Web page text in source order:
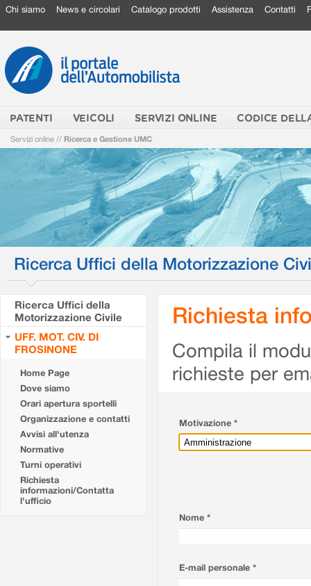
Chi siamo News e circolari Catalogo prodotti Assistenza Contatti
PATENTI VEICOLI SERVIZI ONLINE CODICE
Servizi online // Ricerca e Gestione UMC
Ricerca Uffici della Motorizzazione
Ricerca Uffici della
Motorizzazione Civile
UFF. MOT. CIV. DI
FROSINONE
Home Page
Dove siamo
Orari apertura sportelli
Organizzazione e contatti
Avvisi all'utenza
Normative
Turni operativi
Richiesta
informazioni/Contatta
l'ufficio
Richiesta
Compila il
richieste per
Motivazione *
Nome *
E-mail personale *